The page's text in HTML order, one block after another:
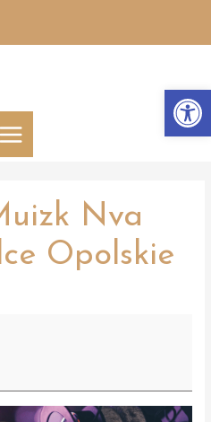
Nva
Opolskie